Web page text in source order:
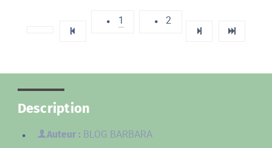
1 2
Description
Auteur : BLOG BARBARA